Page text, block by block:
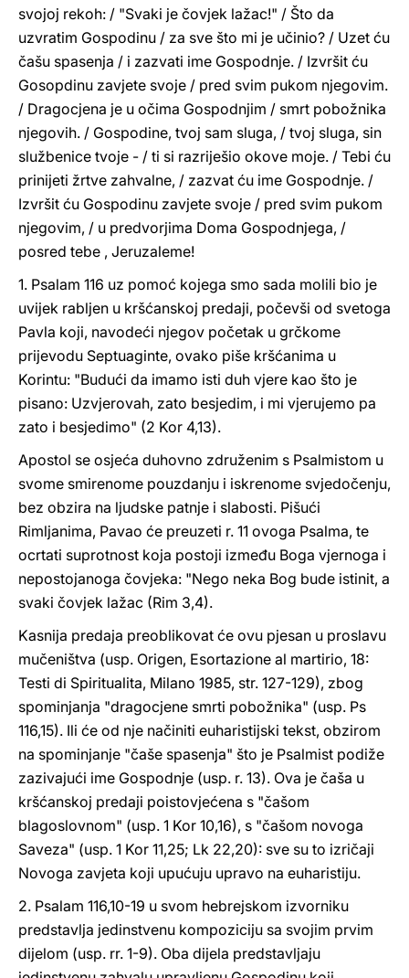
svojoj rekoh: / "Svaki je čovjek lažac!" / Što da
uzvratim Gospodinu / za sve što mi je učinio? / Uzet ću
čašu spasenja / i zazvati ime Gospodnje. / Izvršit ću
Gosopdinu zavjete svoje / pred svim pukom njegovim.
/ Dragocjena je u očima Gospodnjim / smrt pobožnika
njegovih. / Gospodine, tvoj sam sluga, / tvoj sluga, sin
službenice tvoje - / ti si razriješio okove moje. / Tebi ću
prinijeti žrtve zahvalne, / zazvat ću ime Gospodnje. /
Izvršit ću Gospodinu zavjete svoje / pred svim pukom
njegovim, / u predvorjima Doma Gospodnjega, /
posred tebe , Jeruzaleme!
1. Psalam 116 uz pomoć kojega smo sada molili bio je
uvijek rabljen u kršćanskoj predaji, počevši od svetoga
Pavla koji, navodeći njegov početak u grčkome
prijevodu Septuaginte, ovako piše kršćanima u
Korintu: "Budući da imamo isti duh vjere kao što je
pisano: Uzvjerovah, zato besjedim, i mi vjerujemo pa
zato i besjedimo" (2 Kor 4,13).
Apostol se osjeća duhovno združenim s Psalmistom u
svome smirenome pouzdanju i iskrenome svjedočenju,
bez obzira na ljudske patnje i slabosti. Pišući
Rimljanima, Pavao će preuzeti r. 11 ovoga Psalma, te
ocrtati suprotnost koja postoji između Boga vjernoga i
nepostojanoga čovjeka: "Nego neka Bog bude istinit, a
svaki čovjek lažac (Rim 3,4).
Kasnija predaja preoblikovat će ovu pjesan u proslavu
mučeništva (usp. Origen, Esortazione al martirio, 18:
Testi di Spiritualita, Milano 1985, str. 127-129), zbog
spominjanja "dragocjene smrti pobožnika" (usp. Ps
116,15). Ili će od nje načiniti euharistijski tekst, obzirom
na spominjanje "čaše spasenja" što je Psalmist podiže
zazivajući ime Gospodnje (usp. r. 13). Ova je čaša u
kršćanskoj predaji poistovjećena s "čašom
blagoslovnom" (usp. 1 Kor 10,16), s "čašom novoga
Saveza" (usp. 1 Kor 11,25; Lk 22,20): sve su to izričaji
Novoga zavjeta koji upućuju upravo na euharistiju.
2. Psalam 116,10-19 u svom hebrejskom izvorniku
predstavlja jedinstvenu kompoziciju sa svojim prvim
dijelom (usp. rr. 1-9). Oba dijela predstavljaju